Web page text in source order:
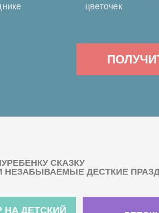
цветочек
СКАЗКУ
НЕЗАБЫВАЕМЫЕ ДЕСТКИЕ
НА ДЕТСКИЙ